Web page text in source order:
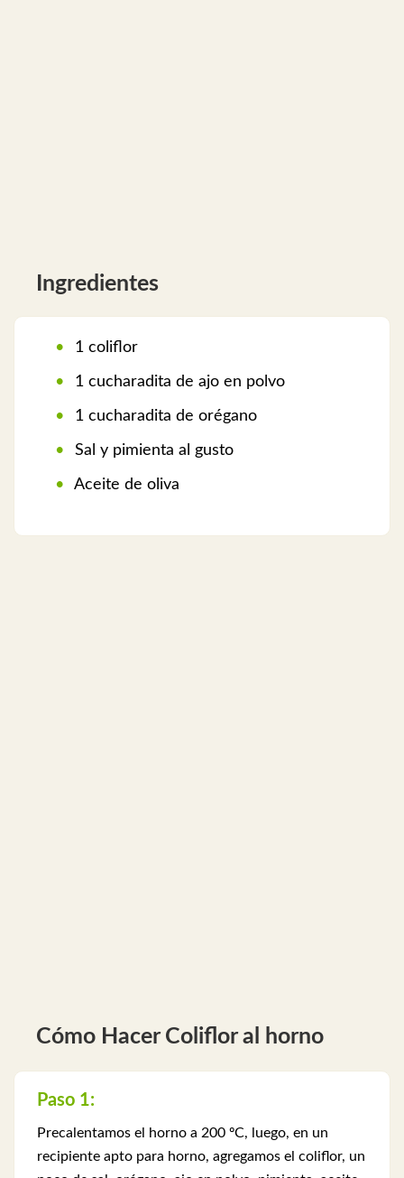
Ingredientes
1 coliflor
1 cucharadita de ajo en polvo
1 cucharadita de orégano
Sal y pimienta al gusto
Aceite de oliva
Cómo Hacer Coliflor al horno
Paso 1:
Precalentamos el horno a 200 ºC, luego, en un
recipiente apto para horno, agregamos el coliflor, un